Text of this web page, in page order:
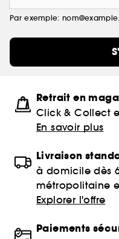
Par exemple:
Retrait en
Click & Collect
En savoir plus
Livraison
à domicile dès
métropolitaine
Explorer l'offre
Paiements